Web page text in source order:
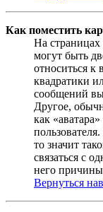
Как поместить
На страницах
могут быть
относиться к
квадратики
сообщений
Другое,
как
то значит
связаться с
него причины
Вернуться